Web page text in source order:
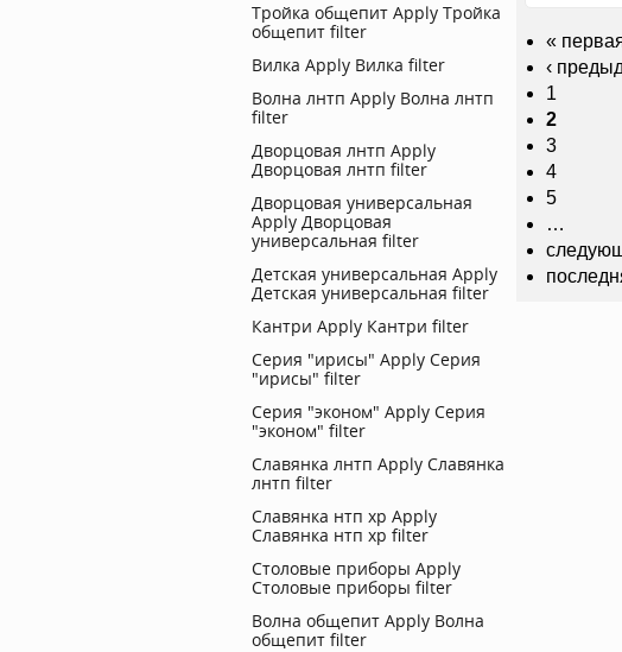
Тройка общепит Apply Тройка
общепит filter
Вилка Apply Вилка filter
Волна лнтп Apply Волна лнтп
filter
Дворцовая лнтп Apply
Дворцовая лнтп filter
Дворцовая универсальная
Apply Дворцовая
универсальная filter
Детская универсальная Apply
Детская универсальная filter
Кантри Apply Кантри filter
Серия "ирисы" Apply Серия
"ирисы" filter
Серия "эконом" Apply Серия
"эконом" filter
Славянка лнтп Apply Славянка
лнтп filter
Славянка нтп хр Apply
Славянка нтп хр filter
Столовые приборы Apply
Столовые приборы filter
Волна общепит Apply Волна
общепит filter
«
‹
1
2
3
4
5
…